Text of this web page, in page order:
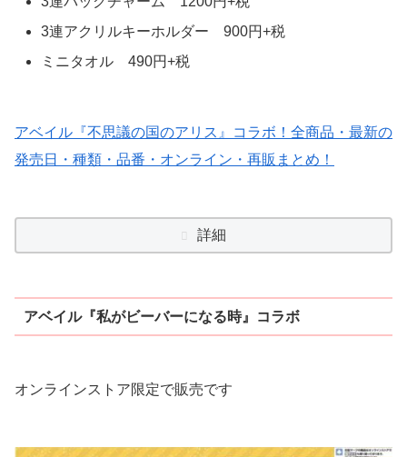
3連アクリルキーホルダー 900円+税
ミニタオル 490円+税
アベイル『不思議の国のアリス』コラボ！全商品・最新の
発売日・種類・品番・オンライン・再販まとめ！
詳細
アベイル『私がビーバーになる時』コラボ
オンラインストア限定で販売です